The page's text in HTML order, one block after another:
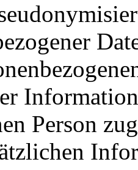
Person